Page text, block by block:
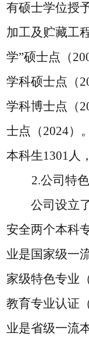
有硕士学位授
加工及贮藏工
学”硕士点（
学科硕士点（
学科博士点（
士点（2024）
本科生1301人
2.公司特
公司设立了
安全两个本科
业是国家级一
家级特色专业
教育专业认证
业是省级一流